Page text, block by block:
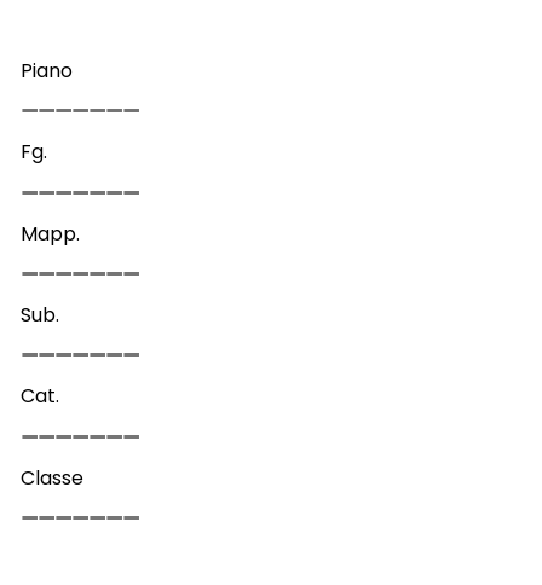
Piano
Fg.
Mapp.
Sub.
Cat.
Classe